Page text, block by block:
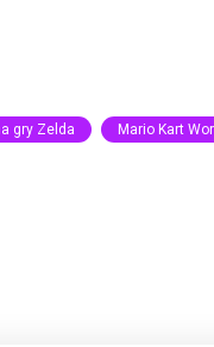
gry Zelda Mario Kart